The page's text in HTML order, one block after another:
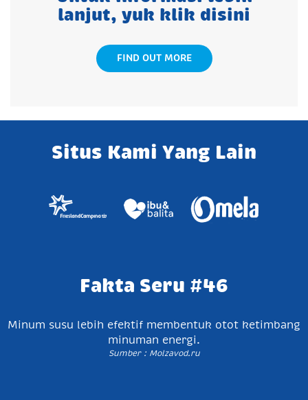
lanjut, yuk klik disini
FIND OUT MORE
Situs Kami Yang Lain
Fakta Seru #46
Minum susu lebih efektif membentuk otot ketimbang
minuman energi.
Sumber : Molzavod.ru